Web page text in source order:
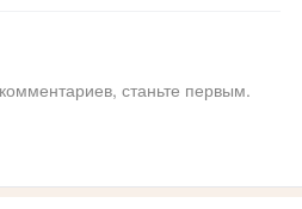
станьте первым.